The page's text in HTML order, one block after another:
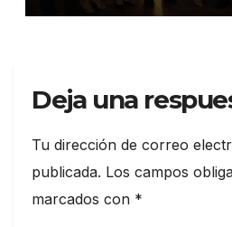
Deja una
Tu dirección de correo
publicada. Los campos
marcados con *